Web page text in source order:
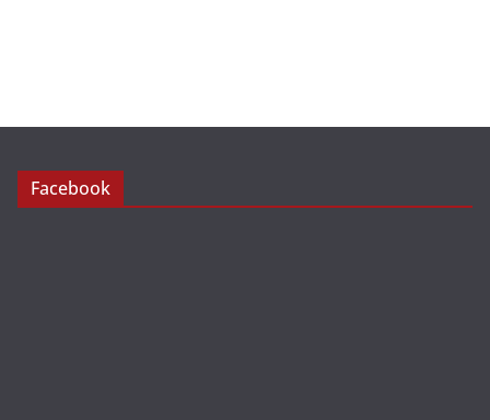
Facebook